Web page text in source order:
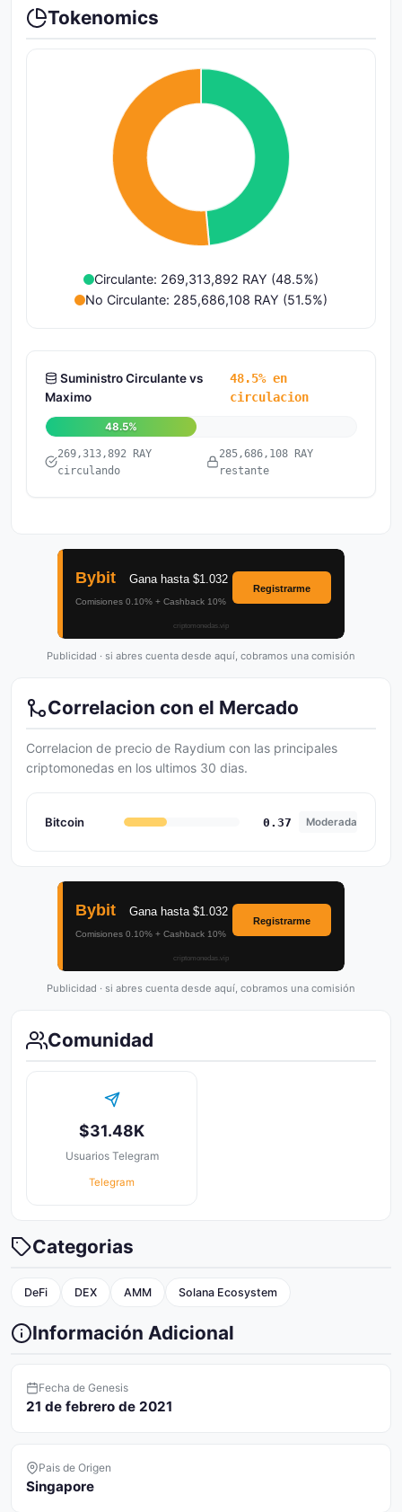
Tokenomics
Circulante: 269,313,892 RAY (48.5%)
No Circulante: 285,686,108 RAY (51.5%)
Suministro Circulante vs
Maximo
48.5% en
circulacion
48.5%
269,313,892 RAY
circulando
285,686,108 RAY
restante
Publicidad · si abres cuenta desde aquí, cobramos una comisión
Correlacion con el Mercado
Correlacion de precio de Raydium con las principales
criptomonedas en los ultimos 30 dias.
Bitcoin 0.37 Moderada
Publicidad · si abres cuenta desde aquí, cobramos una comisión
Comunidad
$31.48K
Usuarios Telegram
Telegram
Categorias
DeFi DEX AMM Solana Ecosystem
Información Adicional
Fecha de Genesis
21 de febrero de 2021
Pais de Origen
Singapore